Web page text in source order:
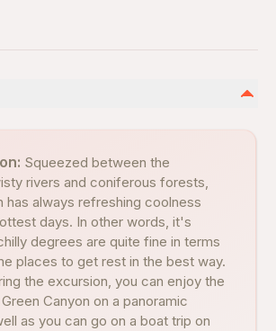
Squeezed between the
rivers and coniferous forests,
has always refreshing coolness
days. In other words, it's
degrees are quite fine in terms
places to get rest in the best way.
the excursion, you can enjoy the
Canyon on a panoramic
as you can go on a boat trip on